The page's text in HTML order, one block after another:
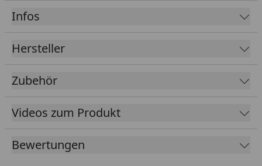
Rinnenbreite
Material
Kunststoff
Farbe
Weiß
Infos
Hersteller
Zubehör
Videos zum Produkt
Bewertungen